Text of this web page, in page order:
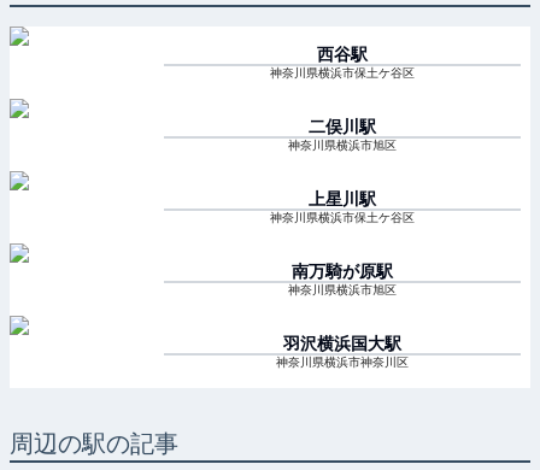
西谷駅
神奈川県横浜市保土ケ谷区
二俣川 駅
神奈川県横浜市旭区
上星川 駅
神奈川県横浜市保土ケ谷区
南万騎が原駅
神奈川県横浜市旭区
羽沢横浜国大駅
神奈川県横浜市神奈川区
周辺の駅の記事